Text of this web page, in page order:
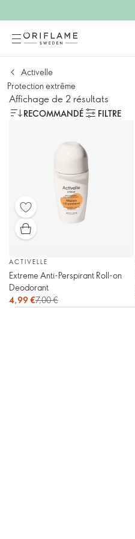
Activelle
Protection extrême
Affichage de 2 résultats
RECOMMANDÉ FILTRE
ACTIVELLE
Extreme Anti-Perspirant Roll-on
Deodorant
4,99 €7,00 €